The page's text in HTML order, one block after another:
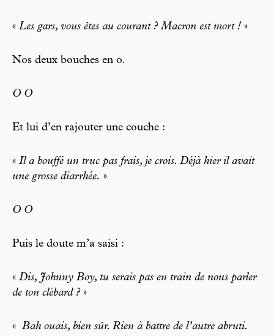
« Les gars, vous êtes au courant ? Macron est mort ! »
Nos deux bouches en o.
O O
Et lui d’en rajouter une couche :
« Il a bouffé un truc pas frais, je crois. Déjà hier il avait
une grosse diarrhée. »
O O
Puis le doute m’a saisi :
« Dis, Johnny Boy, tu serais pas en train de nous parler
de ton clébard ?»
« Bah ouais, bien sûr. Rien à battre de l’autre abruti.